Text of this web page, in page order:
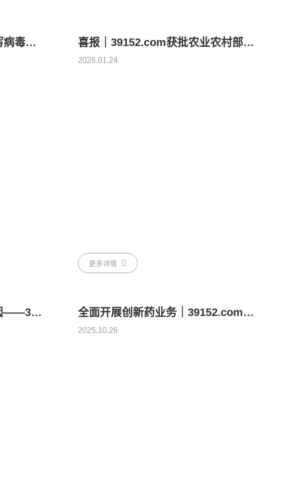
39152.com新型猪流行性腹泻病毒灭活疫苗研发取得重要突破 喜报｜39152.com获批农业农村部新型动物生物制品创制重点实验室
2026.01.24
更多详情
重温红色足迹，传承红色基因——39152.com党支部和上海兽医研究所开展党建共建活动 全面开展创新药业务｜39152.com计划收购世之源 双主业布局正式落地
2025.10.26